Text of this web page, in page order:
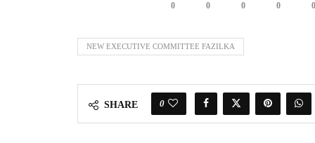
0 0 0 0
NEW EXECUTIVE COMMITTEE FAZILKA
SHARE 0